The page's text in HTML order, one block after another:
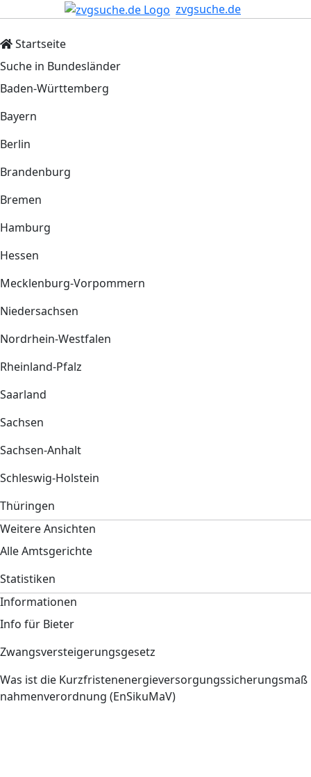
zvgsuche.de
Startseite
Suche in Bundesländer
Baden-Württemberg
Bayern
Berlin
Brandenburg
Bremen
Hamburg
Hessen
Mecklenburg-Vorpommern
Niedersachsen
Nordrhein-Westfalen
Rheinland-Pfalz
Saarland
Sachsen
Sachsen-Anhalt
Schleswig-Holstein
Thüringen
Weitere Ansichten
Alle Amtsgerichte
Statistiken
Informationen
Info für Bieter
Zwangsversteigerungsgesetz
Was ist die Kurzfristenenergieversorgungssicherungsmaß
nahmenverordnung (EnSikuMaV)